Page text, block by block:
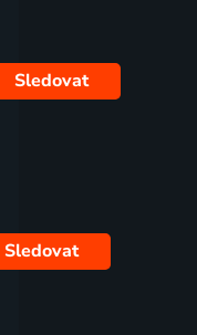
Sledovat
Sledovat